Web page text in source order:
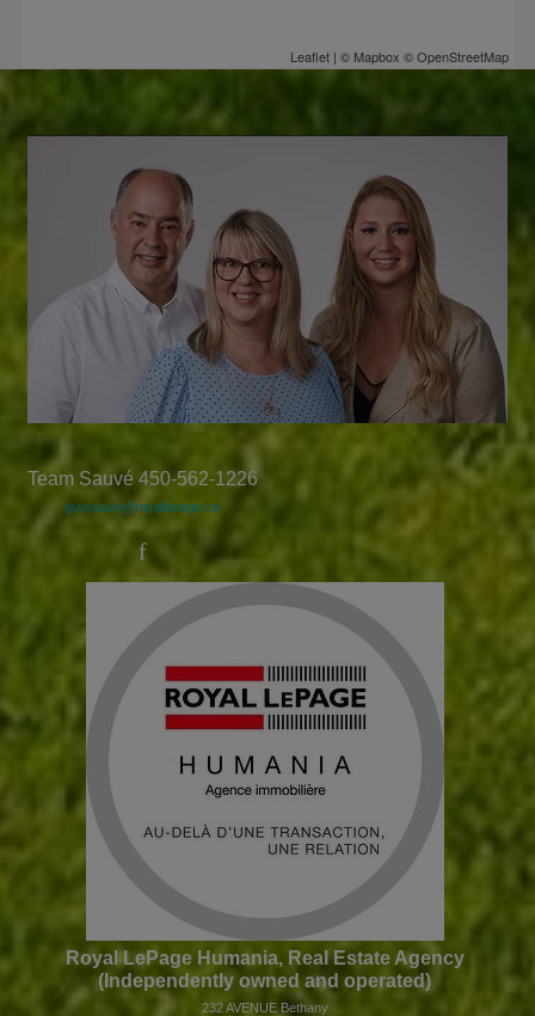
Leaflet | © Mapbox ©OpenStreetMap
Team Sauvé 450-562-1226
guysauve@royallepage.ca
Royal LePage Humania, Real Estate Agency
(Independently owned and operated)
232 AVENUE Bethany